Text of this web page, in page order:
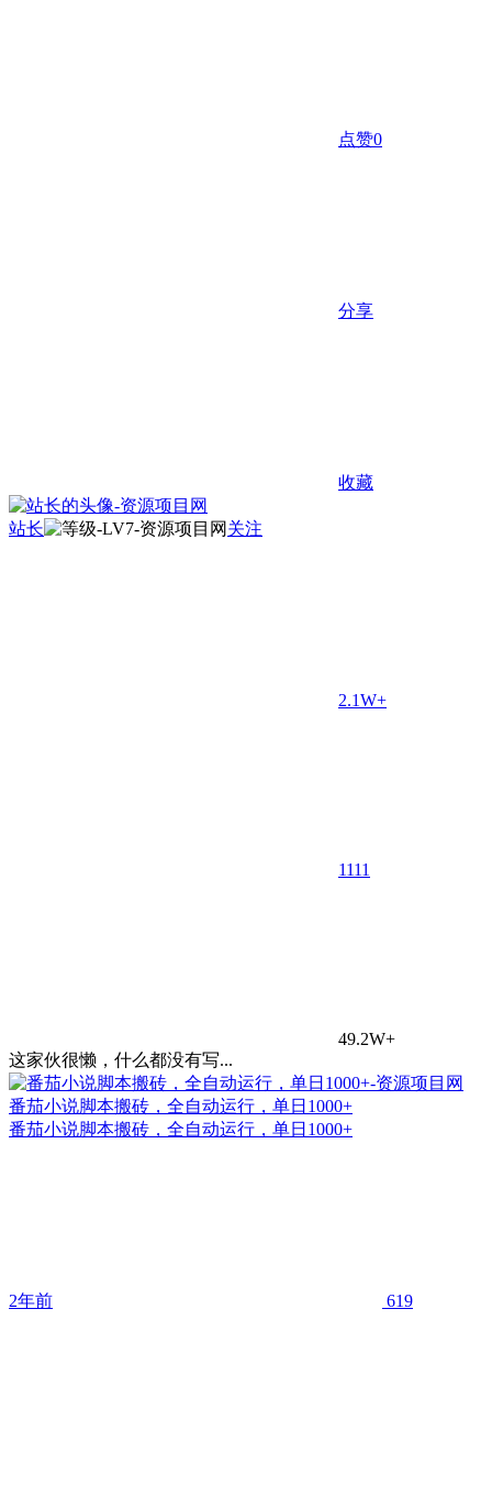
点赞0
分享
收藏
站长 关注
2.1W+
1111
49.2W+
这家伙很懒，什么都没有写...
番茄小说脚本搬砖，全自动运行，单日1000+
番茄小说脚本搬砖，全自动运行，单日1000+
2年前 619